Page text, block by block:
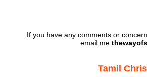
If you have any comments or
email me
Tamil